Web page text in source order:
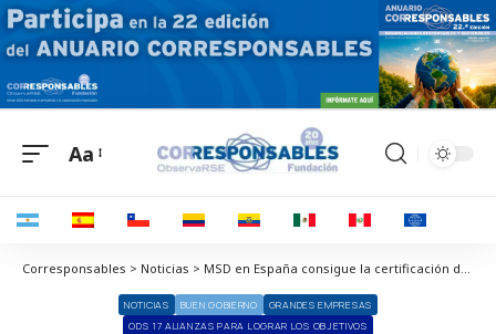
Aa
Corresponsables > Noticias > MSD en España consigue la certificación de AENOR en gestión antisoborno, un paso más en su estrategia de Compliance y Buen Gobierno corporativo
NOTICIAS BUEN GOBIERNO
GRANDES EMPRESAS
ODS 17 ALIANZAS PARA LOGRAR LOS OBJETIVOS